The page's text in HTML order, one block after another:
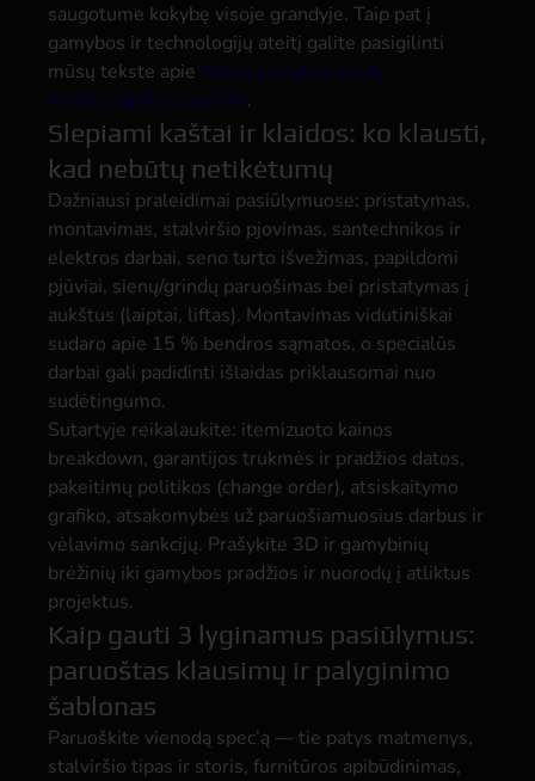
saugotume kokybę visoje grandyje. Taip pat į
gamybos ir technologijų ateitį galite pasigilinti
mūsų tekste apie Baldų gamybos ateitį –
technologinis proveržis.
Slepiami kaštai ir klaidos: ko klausti,
kad nebūtų netikėtumų
Dažniausi praleidimai pasiūlymuose: pristatymas,
montavimas, stalviršio pjovimas, santechnikos ir
elektros darbai, seno turto išvežimas, papildomi
pjūviai, sienų/grindų paruošimas bei pristatymas į
aukštus (laiptai, liftas). Montavimas vidutiniškai
sudaro apie 15 % bendros sąmatos, o specialūs
darbai gali padidinti išlaidas priklausomai nuo
sudėtingumo.
Sutartyje reikalaukite: itemizuoto kainos
breakdown, garantijos trukmės ir pradžios datos,
pakeitimų politikos (change order), atsiskaitymo
grafiko, atsakomybės už paruošiamuosius darbus ir
vėlavimo sankcijų. Prašykite 3D ir gamybinių
brėžinių iki gamybos pradžios ir nuorodų į atliktus
projektus.
Kaip gauti 3 lyginamus pasiūlymus:
paruoštas klausimų ir palyginimo
šablonas
Paruoškite vienodą spec’ą — tie patys matmenys,
stalviršio tipas ir storis, furnitūros apibūdinimas,